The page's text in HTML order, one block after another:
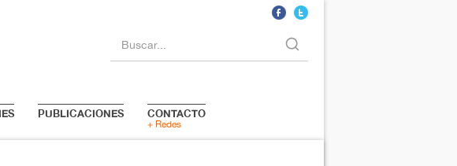
Buscar...
PUBLICACIONES CONTACTO
+ Redes